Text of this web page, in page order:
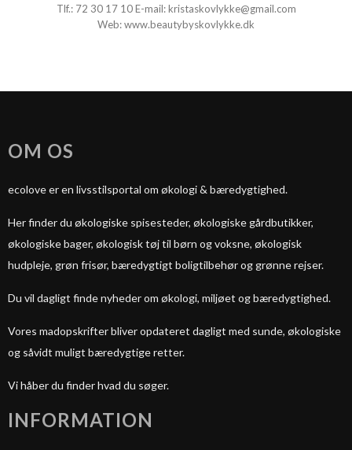
Tlf.: 72 30 17 10E-mail:kristaskovlykke@gmail.com
Web:www.beautybyskovlykke.dk
OM OS
ecolove er en livsstilsportal om økologi & bæredygtighed.
Her finder du økologiske spisesteder, økologiske gårdbutikker,
økologiske bager, økologisk tøj til børn og voksne, økologisk
hudpleje, grøn frisør, bæredygtigt boligtilbehør og grønne rejser.
Du vil dagligt finde nyheder om økologi, miljøet og bæredygtighed.
Vores madopskrifter bliver opdateret dagligt med sunde, økologiske
og såvidt muligt bæredygtige retter.
Vi håber du finder hvad du søger.
INFORMATION